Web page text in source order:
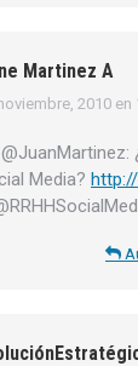
Martinez A
2010 en
Media?